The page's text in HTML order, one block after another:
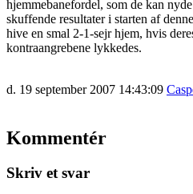
hjemmebanefordel, som de kan
skuffende resultater i starten af
hive en smal 2-1-sejr hjem, hvis
kontraangrebene lykkedes.
d. 19 september 2007 14:43:09
Kommentér
Skriv et svar